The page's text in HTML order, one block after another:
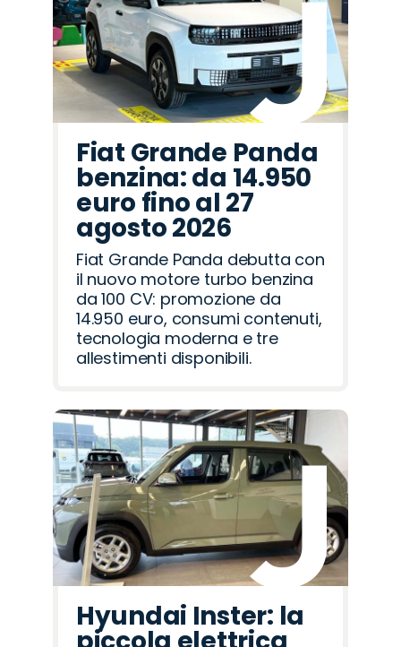
Fiat Grande Panda
benzina: da 14.950
euro fino al 27
agosto 2026
Fiat Grande Panda debutta con
il nuovo motore turbo benzina
da 100 CV: promozione da
14.950 euro, consumi contenuti,
tecnologia moderna e tre
allestimenti disponibili.
Hyundai Inster: la